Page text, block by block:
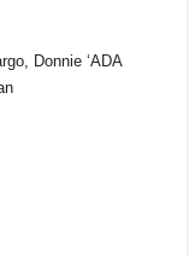
Donnie ‘ADA